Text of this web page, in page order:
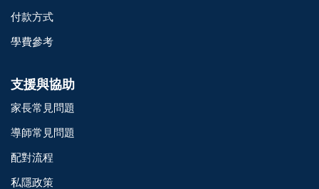
付款方式
學費參考
支援與協助
家長常見問題
導師常見問題
配對流程
私隱政策